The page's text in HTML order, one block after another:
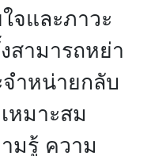
จและภาวะ
สามารถหย่า
จำหน่ายกลับ
หมาะสม
มรู้ ความ